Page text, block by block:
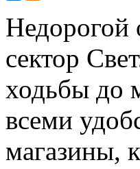
Недорогой
сектор
ходьбы до
всеми
магазины,